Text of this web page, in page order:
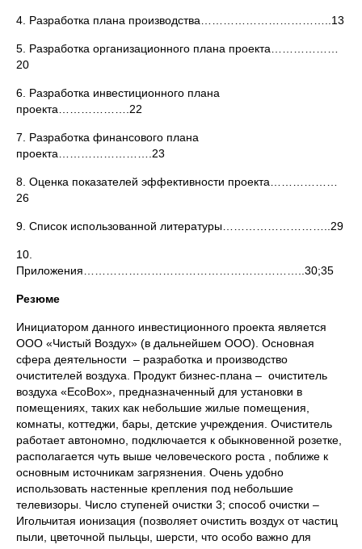
4. Разработка плана производства……………………………..13
5. Разработка организационного плана проекта………………
20
6. Разработка инвестиционного плана
проекта……………….22
7. Разработка финансового плана
проекта…………………….23
8. Оценка показателей эффективности проекта………………
26
9. Список использованной литературы………………………..29
10.
Приложения…………………………………………………..30;35
Резюме
Инициатором данного инвестиционного проекта является
ООО «Чистый Воздух» (в дальнейшем ООО). Основная
сфера деятельности – разработка и производство
очистителей воздуха. Продукт бизнес-плана – очиститель
воздуха «EcoBox», предназначенный для установки в
помещениях, таких как небольшие жилые помещения,
комнаты, коттеджи, бары, детские учреждения. Очиститель
работает автономно, подключается к обыкновенной розетке,
располагается чуть выше человеческого роста , поближе к
основным источникам загрязнения. Очень удобно
использовать настенные крепления под небольшие
телевизоры. Число ступеней очистки 3; способ очистки –
Игольчитая ионизация (позволяет очистить воздух от частиц
пыли, цветочной пыльцы, шерсти, что особо важно для